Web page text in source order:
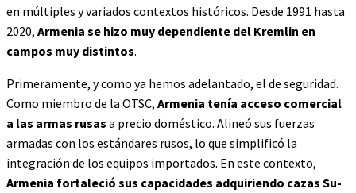
en múltiples y variados contextos históricos. Desde 1991 hasta
2020, Armenia se hizo muy dependiente del Kremlin en
campos muy distintos.
Primeramente, y como ya hemos adelantado, el de seguridad.
Como miembro de la OTSC, Armenia tenía acceso comercial
a las armas rusas a precio doméstico. Alineó sus fuerzas
armadas con los estándares rusos, lo que simplificó la
integración de los equipos importados. En este contexto,
Armenia fortaleció sus capacidades adquiriendo cazas Su-